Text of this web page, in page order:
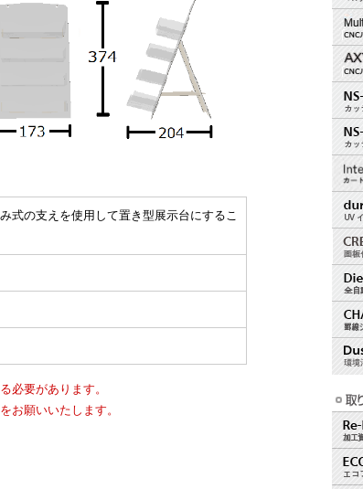
式の支えを使用して置き型展示台にするこ
必要があります。
お願いいたします。